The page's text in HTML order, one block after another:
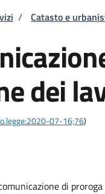
di pane
/ Catasto e
dei
07-16;76)
di